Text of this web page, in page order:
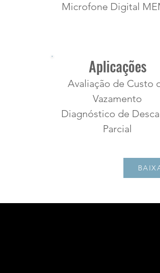
Microfone Digital
Aplicações
Avaliação de Custo
Vazamento
Diagnóstico de
Parcial